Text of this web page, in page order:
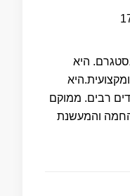
היא
רבים. ממוקם
החמה והמעשנת